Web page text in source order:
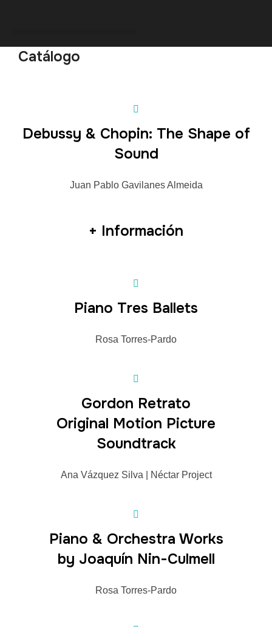
Catálogo
Debussy & Chopin: The Shape of
Sound
Juan Pablo Gavilanes Almeida
+ Información
Piano Tres Ballets
Rosa Torres-Pardo
Gordon Retrato
Original Motion Picture
Soundtrack
Ana Vázquez Silva | Néctar Project
Piano & Orchestra Works
by Joaquín Nin-Culmell
Rosa Torres-Pardo